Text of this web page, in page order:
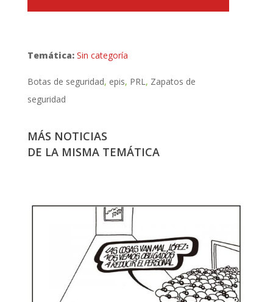
Temática: Sin categoría
Botas de seguridad epis PRL
Zapatos de
seguridad
MÁS NOTICIAS
DE LA MISMA TEMÁTICA